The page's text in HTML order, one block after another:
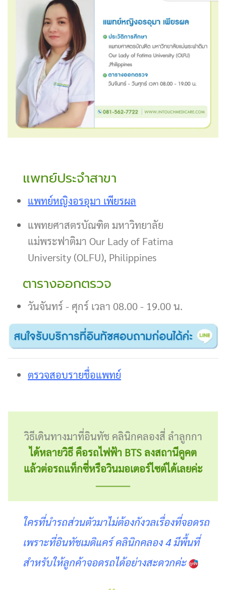
แพทย์ประจำสาขา
แพทย์หญิงอรอุมา เพียรผล
แพทยศาสตรบัณฑิต มหาวิทยาลัย
แม่พระฟาติมา Our Lady of Fatima
University (OLFU), Philippines
ตารางออกตรวจ
วันจันทร์ - ศุกร์ เวลา 08.00 - 19.00 น.
ตรวจสอบรายชื่อแพทย์
วิธีเดินทางมาที่อินทัช คลินิกคลองสี่ ลำลูกกา
ได้หลายวิธี คือรถไฟฟ้า BTS ลงสถานีคูคต
แล้วต่อรถแท็กซี่หรือวินมอเตอร์ไซต์ได้เลยค่ะ
ใครที่นำรถส่วนตัวมาไม่ต้องกังวลเรื่องที่จอดรถ
เพราะที่อินทัชเมดิแคร์ คลินิกคลอง 4 มีพื้นที่
สำหรับให้ลูกค้าจอดรถได้อย่างสะดวกค่ะ